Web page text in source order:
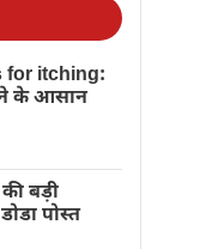
for itching:
के आसान
बड़ी
पोस्त